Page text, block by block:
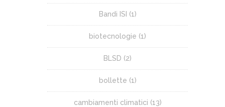
Bandi ISI (1)
biotecnologie (1)
BLSD (2)
bollette (1)
cambiamenti climatici (13)